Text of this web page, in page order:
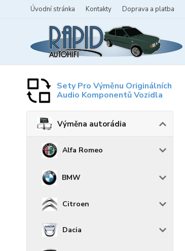
Úvodní stránka Kontakty Doprava a platba
Sety Pro Výměnu Originálních
Audio Komponentů Vozidla
Výměna autorádia
Alfa Romeo
BMW
Citroen
Dacia